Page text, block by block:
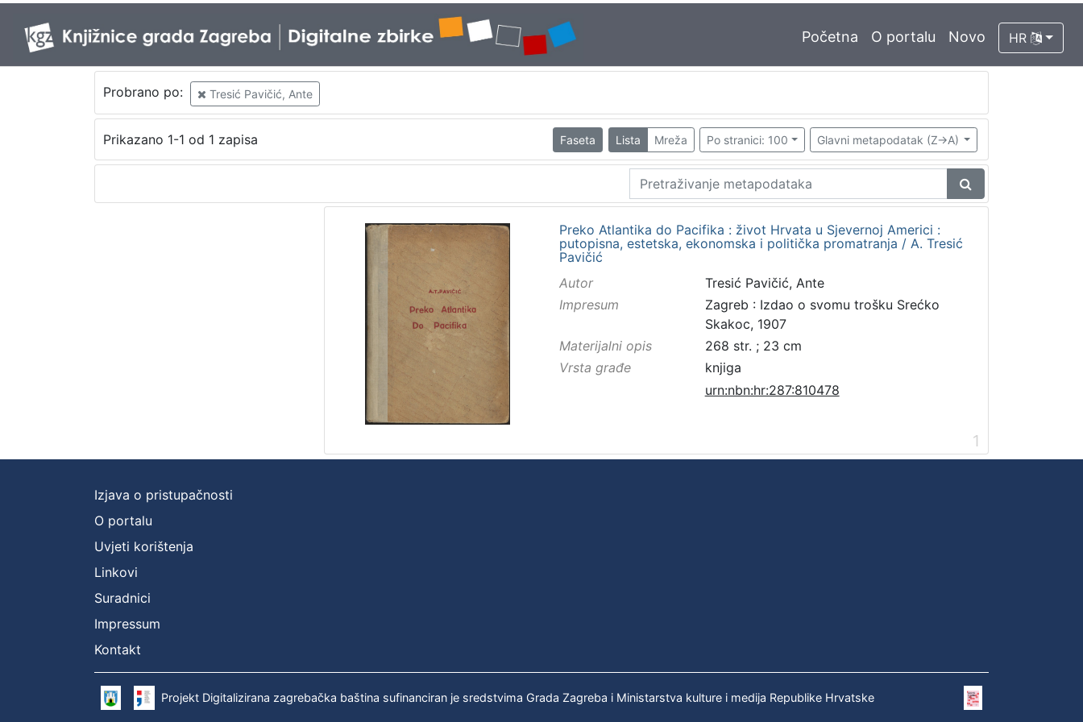
Početna O portalu Novo HR
Probrano po: Tresić Pavičić, Ante
Prikazano 1-1 od 1 zapisa Faseta Lista Mreža Po stranici: 100 Glavni metapodatak (Z->A)
Preko Atlantika do Pacifika : život Hrvata u Sjevernoj Americi :
putopisna, estetska, ekonomska i politička promatranja / A. Tresić
Pavičić
Autor
Tresić Pavičić, Ante
Impresum
Zagreb : Izdao o svomu trošku Srećko
Skakoc, 1907
Materijalni opis
268 str. ; 23 cm
Vrsta građe
knjiga
urn:nbn:hr:287:810478
1
Izjava o pristupačnosti
O portalu
Uvjeti korištenja
Linkovi
Suradnici
Impressum
Kontakt
Projekt Digitalizirana zagrebačka baština sufinanciran je sredstvima Grada Zagreba i Ministarstva kulture i medija Republike Hrvatske